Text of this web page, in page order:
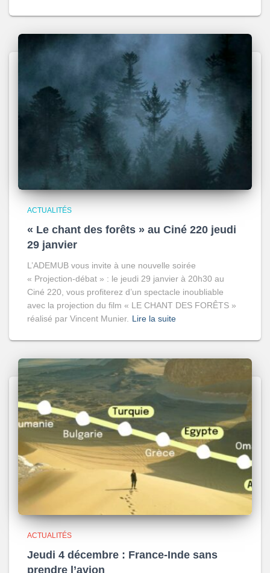
ACTUALITÉS
« Le chant des forêts » au Ciné 220 jeudi
29 janvier
L’ADEMUB vous invite à une nouvelle soirée
« Projection-débat » : le jeudi 29 janvier à 20h30 au
Ciné 220, vous profiterez d’un spectacle inoubliable
avec la projection du film « LE CHANT DES FORÊTS »
réalisé par Vincent Munier. Lire la suite
ACTUALITÉS
Jeudi 4 décembre : France-Inde sans
prendre l’avion